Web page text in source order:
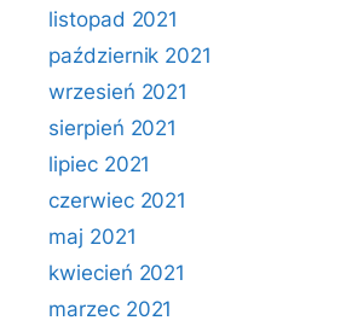
listopad 2021
październik 2021
wrzesień 2021
sierpień 2021
lipiec 2021
czerwiec 2021
maj 2021
kwiecień 2021
marzec 2021